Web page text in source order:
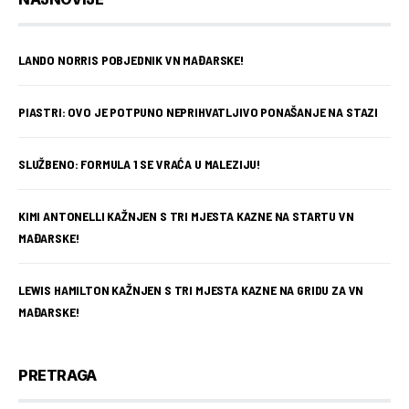
LANDO NORRIS POBJEDNIK VN MAĐARSKE!
PIASTRI: OVO JE POTPUNO NEPRIHVATLJIVO PONAŠANJE NA STAZI
SLUŽBENO: FORMULA 1 SE VRAĆA U MALEZIJU!
KIMI ANTONELLI KAŽNJEN S TRI MJESTA KAZNE NA STARTU VN
MAĐARSKE!
LEWIS HAMILTON KAŽNJEN S TRI MJESTA KAZNE NA GRIDU ZA VN
MAĐARSKE!
PRETRAGA